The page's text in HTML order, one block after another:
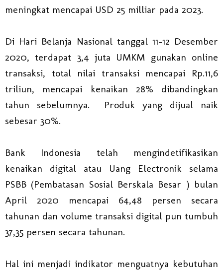
meningkat mencapai USD 25 milliar pada 2023.
Di Hari Belanja Nasional tanggal 11-12 Desember
2020, terdapat 3,4 juta UMKM gunakan online
transaksi, total nilai transaksi mencapai Rp.11,6
triliun, mencapai kenaikan 28% dibandingkan
tahun sebelumnya. Produk yang dijual naik
sebesar 30%.
Bank Indonesia telah mengindetifikasikan
kenaikan digital atau Uang Electronik selama
PSBB (Pembatasan Sosial Berskala Besar ) bulan
April 2020 mencapai 64,48 persen secara
tahunan dan volume transaksi digital pun tumbuh
37,35 persen secara tahunan.
Hal ini menjadi indikator menguatnya kebutuhan